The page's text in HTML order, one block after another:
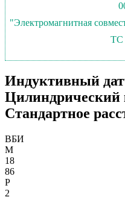
"Электромагнитная
ТС
Индуктивный
Цилиндрический
Стандартное
ВБИ
М
18
86
Р
2